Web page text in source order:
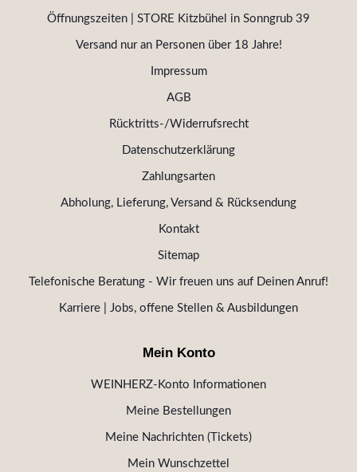
Öffnungszeiten | STORE Kitzbühel in Sonngrub 39
Versand nur an Personen über 18 Jahre!
Impressum
AGB
Rücktritts-/Widerrufsrecht
Datenschutzerklärung
Zahlungsarten
Abholung, Lieferung, Versand & Rücksendung
Kontakt
Sitemap
Telefonische Beratung - Wir freuen uns auf Deinen Anruf!
Karriere | Jobs, offene Stellen & Ausbildungen
Mein Konto
WEINHERZ-Konto Informationen
Meine Bestellungen
Meine Nachrichten (Tickets)
Mein Wunschzettel